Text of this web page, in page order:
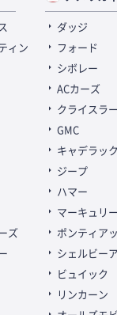
ィン
ズ
ダッジ
フォード
シボレー
ACカーズ
クライスラー
GMC
キャデラック
ジープ
ハマー
マーキュリー
ポンティア
シェルビー
ビュイック
リンカーン